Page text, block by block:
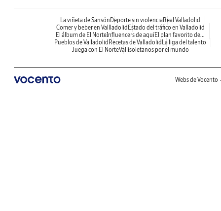
La viñeta de Sansón Deporte sin violencia Real Valladolid
Comer y beber en Vallladolid Estado del tráfico en Valladolid
El álbum de El NorteInfluencers de aquíEl plan favorito de...
Pueblos de Valladolid Recetas de Valladolid La liga del talento
Juega con El NorteVallisoletanos por el mundo
Webs de Vocento